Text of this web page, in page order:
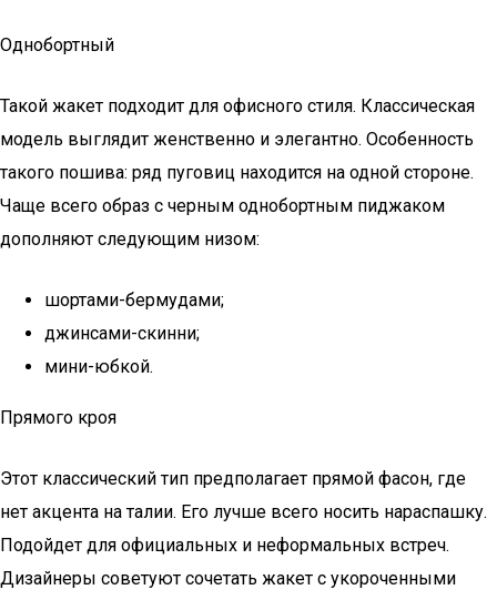
Однобортный
Такой жакет подходит для офисного стиля. Классическая
модель выглядит женственно и элегантно. Особенность
такого пошива: ряд пуговиц находится на одной стороне.
Чаще всего образ с черным однобортным пиджаком
дополняют следующим низом:
шортами-бермудами;
джинсами-скинни;
мини-юбкой.
Прямого кроя
Этот классический тип предполагает прямой фасон, где
нет акцента на талии. Его лучше всего носить нараспашку.
Подойдет для официальных и неформальных встреч.
Дизайнеры советуют сочетать жакет с укороченными